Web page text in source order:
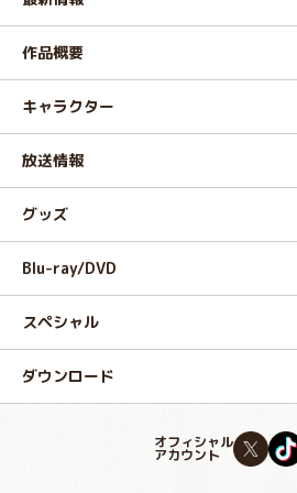
作品概要
キャラクター
放送情報
グッズ
Blu-ray/DVD
スペシャル
ダウンロード
オフィシャル
アカウント